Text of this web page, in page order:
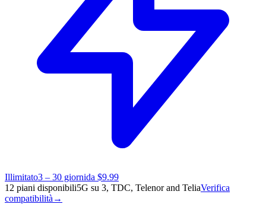
Illimitato3 – 30 giornida $9.99
12 piani disponibili5G su 3, TDC, Telenor and TeliaVerifica
compatibilità →